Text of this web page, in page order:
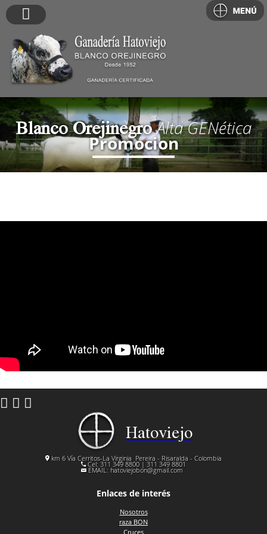
Blanco OrejinegroAltaGENética
Promocion
Hatoviejo
km 6 Vía Cerritos-La Virginia Pereira - Risaralda - Colombia
Cel: 311 349 8800 | 311 349 8801
EMAIL:hatoviejobon@gmail.com
Enlaces de interés
Nosotros
raza BON
Cruces